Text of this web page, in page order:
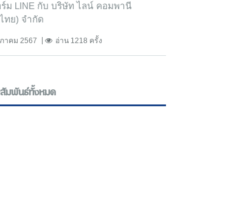
ม LINE กับ บริษัท ไลน์ คอมพานี
ทย) จํากัด
าคม 2567 อ่าน 1218 ครั้ง
สัมพันธ์ทั้งหมด